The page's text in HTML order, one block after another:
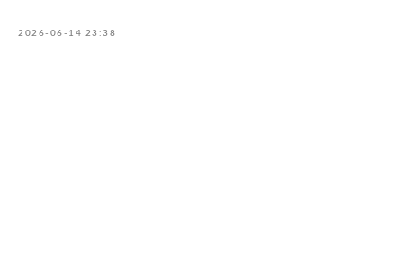
2026-06-14 23:38